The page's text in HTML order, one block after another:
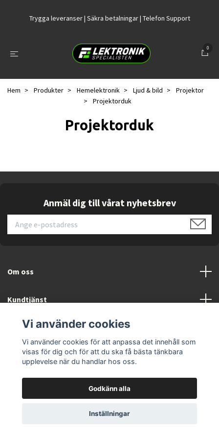
Trygga leveranser | Säkra betalningar | Telefon Support
0
Hem Produkter Hemelektronik Ljud & bild
Projektor
Projektorduk
Projektorduk
Anmäl dig till vårat nyhetsbrev
Om oss
Kundtjänst
Läs merVi använder cookies
Vi använder cookies för att anpassa det innehåll som
visas för dig och för att du ska få bästa tänkbara
upplevelse när du handlar hos oss.
Godkänn alla
Inställningar